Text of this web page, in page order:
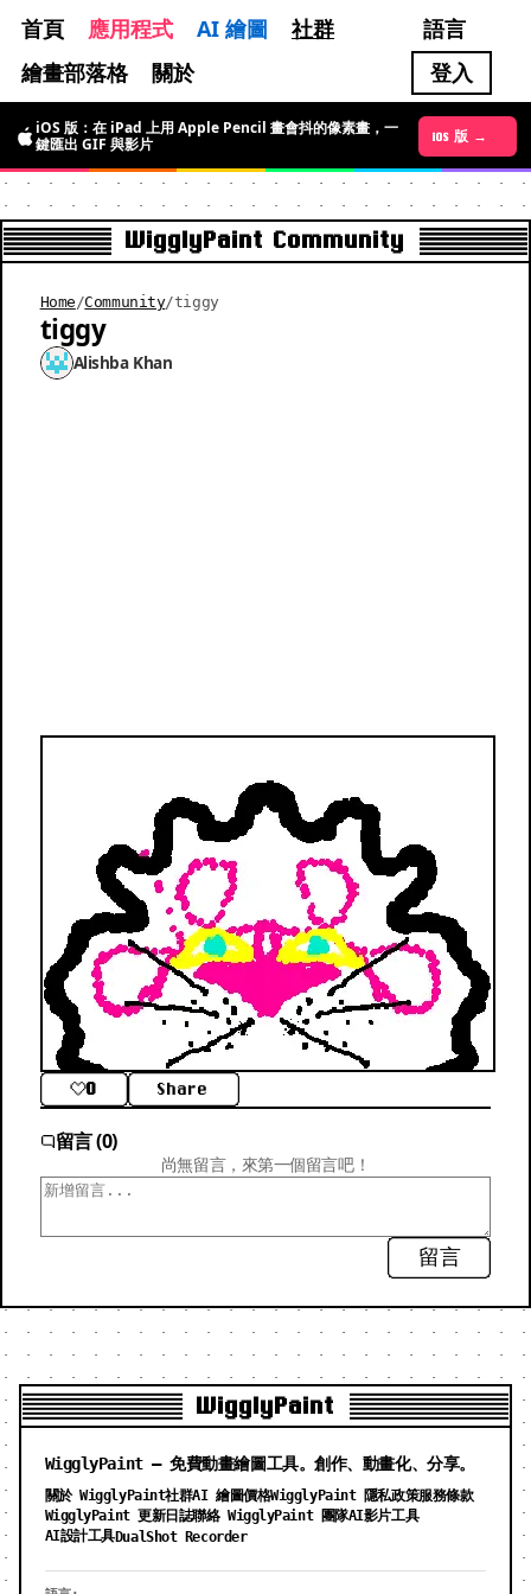
首頁 應用程式 AI 繪圖
社群
繪畫部落格
關於
語言
登入
Android 版 →
iOS 版：在 iPad 上用 Apple Pencil 畫會抖的像素畫，一
鍵匯出 GIF 與影片
iOS 版 →
WigglyPaint Community
Home /Community/tiggy
tiggy
Alishba Khan
0 Share
留言 (0)
尚無留言，來第一個留言吧！
留言
WigglyPaint
WigglyPaint — 免費動畫繪圖工具。創作、動畫化、分享。
關於 WigglyPaint社群AI 繪圖價格WigglyPaint 隱私政策服務條款
WigglyPaint 更新日誌聯絡 WigglyPaint 團隊AI影片工具
AI設計工具DualShot Recorder